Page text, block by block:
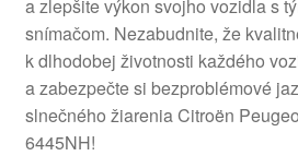
Platby
Pokladňa
a zlepšite výkon svojho vozidla s
snímačom. Nezabudnite, že
k dlhodobej životnosti každého
a zabezpečte si bezproblémové
slnečného žiarenia Citroën
6445NH!